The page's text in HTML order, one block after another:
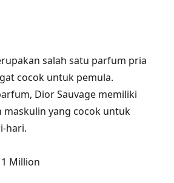
salah satu parfum pria
cocok untuk pemula.
Dior Sauvage memiliki
maskulin yang cocok untuk
hari.
Million